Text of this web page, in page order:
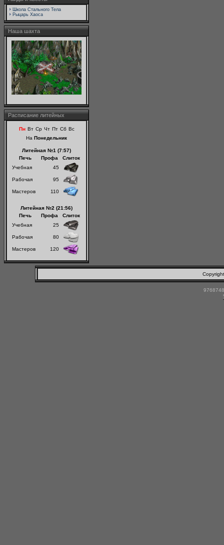
Школа Стального Тела
Рыцарь Хаоса
Наша шахта
Расписание литейных
Пн Вт Ср Чт Пт Сб Вс
На Понедельник
Литейная №1 (7:57)
Печь
Профа
Слиток
Учебная
45
Рабочая 95
Мастеров 110
Литейная №2 (21:56)
Печь
Профа
Слиток
Учебная
25
Рабочая 80
Мастеров 120